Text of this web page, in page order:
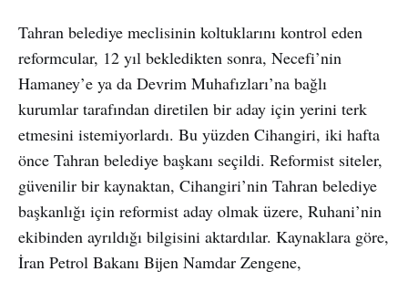
Tahran belediye meclisinin koltuklarını kontrol eden
reformcular, 12 yıl bekledikten sonra, Necefi’nin
Hamaney’e ya da Devrim Muhafızları’na bağlı
kurumlar tarafından diretilen bir aday için yerini terk
etmesini istemiyorlardı. Bu yüzden Cihangiri, iki hafta
önce Tahran belediye başkanı seçildi. Reformist siteler,
güvenilir bir kaynaktan, Cihangiri’nin Tahran belediye
başkanlığı için reformist aday olmak üzere, Ruhani’nin
ekibinden ayrıldığı bilgisini aktardılar. Kaynaklara göre,
İran Petrol Bakanı Bijen Namdar Zengene,